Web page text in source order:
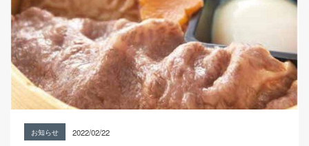
お知らせ 2022/02/22